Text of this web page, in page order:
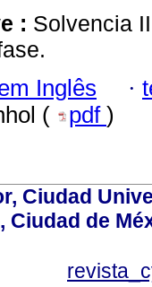
: Solvencia
Inglês ·
( pdf )
Ciudad
Ciudad de